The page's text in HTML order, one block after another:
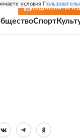
условия
ПОДПИСКА НА
Спорт